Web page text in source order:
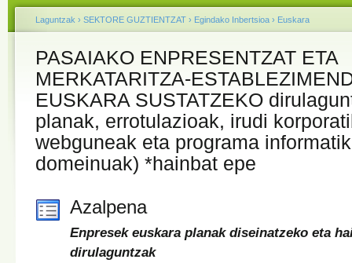
Laguntzak › SEKTORE GUZTIENTZAT › Egindako Inbertsioa › Euskara
PASAIAKO ENPRESENTZAT ETA
MERKATARITZA-
EUSKARA SUSTATZEKO
planak, errotulazioak, irudi
webguneak eta programa
domeinuak) *hainbat epe
Azalpena
Enpresek euskara planak diseinatzeko eta
dirulaguntzak